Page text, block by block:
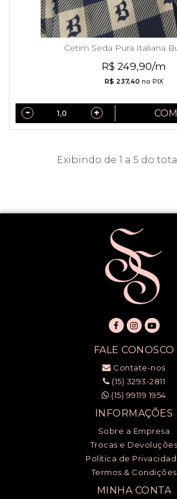
Cetim Seda Pura Italiana
R$ 249,90/m
R$ 237,40 no PIX
Exibindo de 1 a 5 do
FALE CONOSCO
Contate-nos
(15) 3293-2811
(15) 99119 1954
INFORMAÇÕES
Sobre a Empresa
Trocas e Devoluções
Política de
Termos & Condições
MINHA CONTA